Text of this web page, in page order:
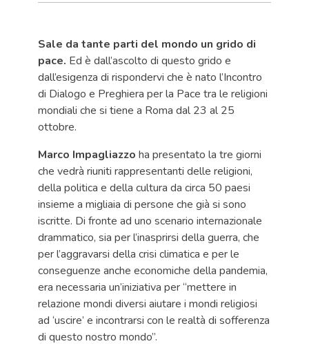
Sale da tante parti del mondo un grido di
pace. Ed è dall’ascolto di questo grido e
dall’esigenza di rispondervi che è nato l’Incontro
di Dialogo e Preghiera per la Pace tra le religioni
mondiali che si tiene a Roma dal 23 al 25
ottobre.
Marco Impagliazzo ha presentato la tre giorni
che vedrà riuniti rappresentanti delle religioni,
della politica e della cultura da circa 50 paesi
insieme a migliaia di persone che già si sono
iscritte. Di fronte ad uno scenario internazionale
drammatico, sia per l’inasprirsi della guerra, che
per l’aggravarsi della crisi climatica e per le
conseguenze anche economiche della pandemia,
era necessaria un’iniziativa per “mettere in
relazione mondi diversi aiutare i mondi religiosi
ad ‘uscire’ e incontrarsi con le realtà di sofferenza
di questo nostro mondo”.